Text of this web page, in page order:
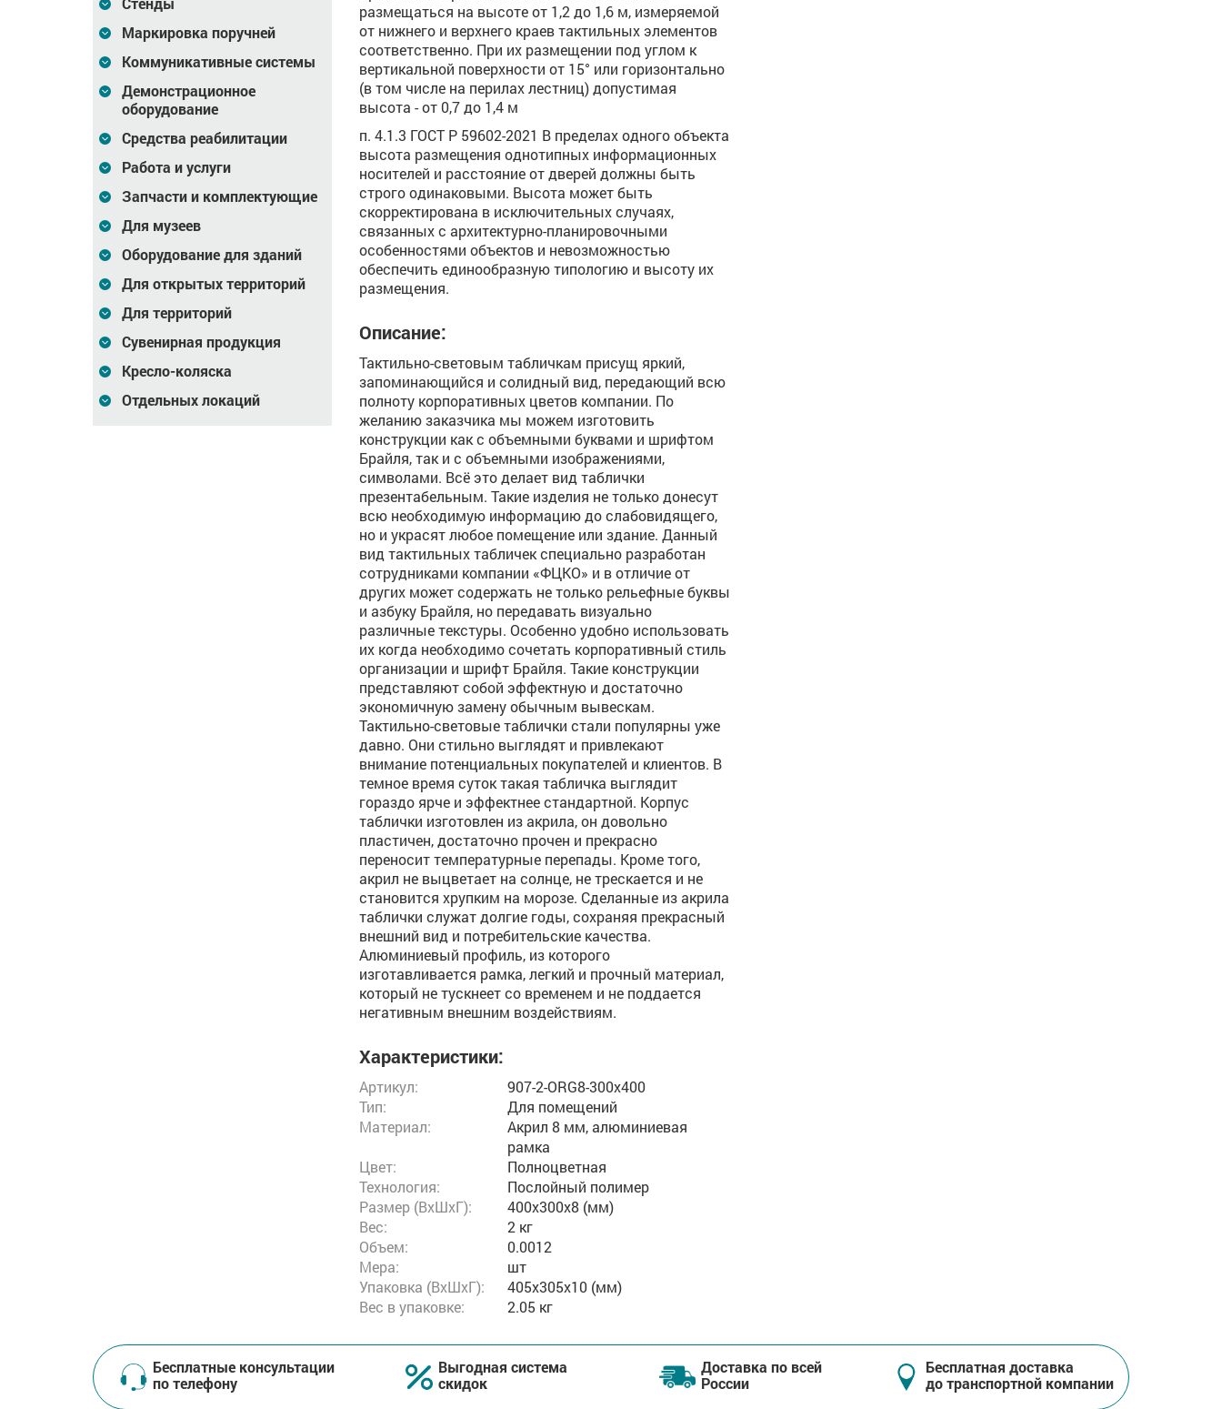
Маркировка поручней
Коммуникативные системы
Демонстрационное
оборудование
Средства реабилитации
Работа и услуги
Запчасти и комплектующие
Для музеев
Оборудование для зданий
Для открытых территорий
Для территорий
Сувенирная продукция
Кресло-коляска
Отдельных локаций
размещаться на высоте от 1,2 до 1,6 м, измеряемой
от нижнего и верхнего краев тактильных элементов
соответственно. При их размещении под углом к
вертикальной поверхности от 15° или горизонтально
(в том числе на перилах лестниц) допустимая
высота - от 0,7 до 1,4 м
п. 4.1.3 ГОСТ Р 59602-2021 В пределах одного объекта
высота размещения однотипных информационных
носителей и расстояние от дверей должны быть
строго одинаковыми. Высота может быть
скорректирована в исключительных случаях,
связанных с архитектурно-планировочными
особенностями объектов и невозможностью
обеспечить единообразную типологию и высоту их
размещения.
Описание:
Тактильно-световым табличкам присущ яркий,
запоминающийся и солидный вид, передающий всю
полноту корпоративных цветов компании. По
желанию заказчика мы можем изготовить
конструкции как с объемными буквами и шрифтом
Брайля, так и с объемными изображениями,
символами. Всё это делает вид таблички
презентабельным. Такие изделия не только донесут
всю необходимую информацию до слабовидящего,
но и украсят любое помещение или здание. Данный
вид тактильных табличек специально разработан
сотрудниками компании «ФЦКО» и в отличие от
других может содержать не только рельефные буквы
и азбуку Брайля, но передавать визуально
различные текстуры. Особенно удобно использовать
их когда необходимо сочетать корпоративный стиль
организации и шрифт Брайля. Такие конструкции
представляют собой эффектную и достаточно
экономичную замену обычным вывескам.
Тактильно-световые таблички стали популярны уже
давно. Они стильно выглядят и привлекают
внимание потенциальных покупателей и клиентов. В
темное время суток такая табличка выглядит
гораздо ярче и эффектнее стандартной. Корпус
таблички изготовлен из акрила, он довольно
пластичен, достаточно прочен и прекрасно
переносит температурные перепады. Кроме того,
акрил не выцветает на солнце, не трескается и не
становится хрупким на морозе. Сделанные из акрила
таблички служат долгие годы, сохраняя прекрасный
внешний вид и потребительские качества.
Алюминиевый профиль, из которого
изготавливается рамка, легкий и прочный материал,
который не тускнеет со временем и не поддается
негативным внешним воздействиям.
Характеристики:
Артикул:
907-2-ORG8-300x400
Тип:
Для помещений
Материал:
Акрил 8 мм, алюминиевая
рамка
Цвет:
Полноцветная
Технология:
Послойный полимер
Размер (ВxШxГ):
400x300x8 (мм)
Вес:
2 кг
Объем:
0.0012
Мера:
шт
Упаковка (ВхШхГ):
405x305x10 (мм)
Вес в упаковке:
2.05 кг
Бесплатные консультации
по телефону
Выгодная система
скидок
Доставка по всей
России
Бесплатная доставка
до транспортной компании